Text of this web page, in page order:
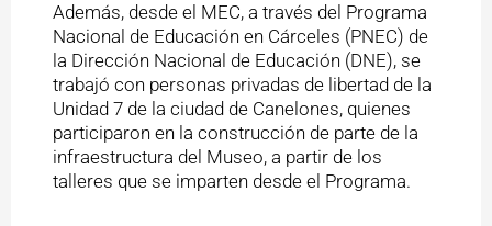
Además, desde el MEC, a través del Programa
Nacional de Educación en Cárceles (PNEC) de
la Dirección Nacional de Educación (DNE), se
trabajó con personas privadas de libertad de la
Unidad 7 de la ciudad de Canelones, quienes
participaron en la construcción de parte de la
infraestructura del Museo, a partir de los
talleres que se imparten desde el Programa.